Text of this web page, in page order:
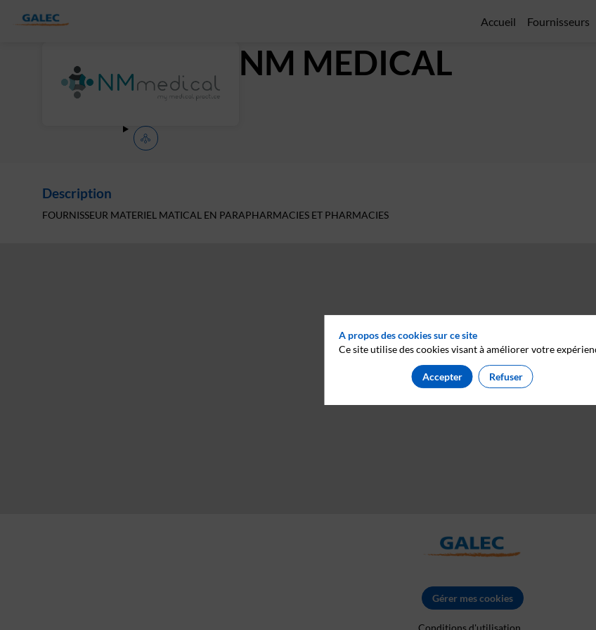
Accueil Fournisseurs
NM MEDICAL
Description
FOURNISSEUR MATERIEL MATICAL EN PARAPHARMACIES ET PHARMACIES
Gérer mes cookies
A propos des cookies sur ce site
Ce site utilise des cookies visant à améliorer votre
Accepter Refuser